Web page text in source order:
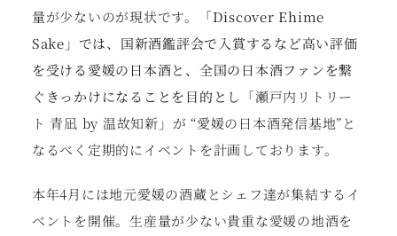
量が少ないのが現状です。
「Discover Ehime
Sake」では、国新酒鑑評会で入賞するなど高い評価
を受ける愛媛の日本酒と、全国の日本酒ファンを繋
ぐきっかけになることを目的とし 「瀬戸内リトリー
ト 青凪 by 温故知新」が “愛媛の日本酒発信基地”と
なるべく定期的にイベントを計画しております。
本年4月には地元愛媛の酒蔵とシェフ達が集結するイ
ベントを開催。生産量が少ない貴重な愛媛の地酒を